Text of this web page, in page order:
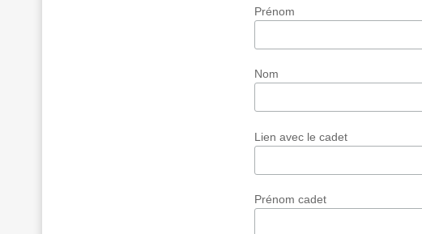
Prénom
Nom
Lien avec le cadet
Prénom cadet